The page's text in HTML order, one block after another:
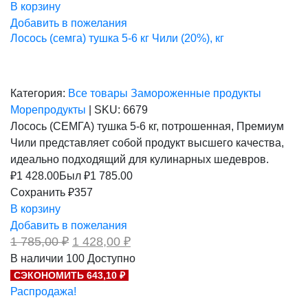
В корзину
Добавить в пожелания
Лосось (семга) тушка 5-6 кг Чили (20%), кг
Категория: Все товары Замороженные продукты
Морепродукты
SKU: 6679
Лосось (СЕМГА) тушка 5-6 кг, потрошенная, Премиум
Чили представляет собой продукт высшего качества,
идеально подходящий для кулинарных шедевров.
₽1 428.00Был ₽1 785.00
Сохранить ₽357
В корзину
Добавить в пожелания
1 785,00₽ Первоначальная
цена
составляла
1
785,00 ₽.
1 428,00 ₽Текущая
1
В наличии 100 Доступно
СЭКОНОМИТЬ 643,10 ₽
Распродажа!